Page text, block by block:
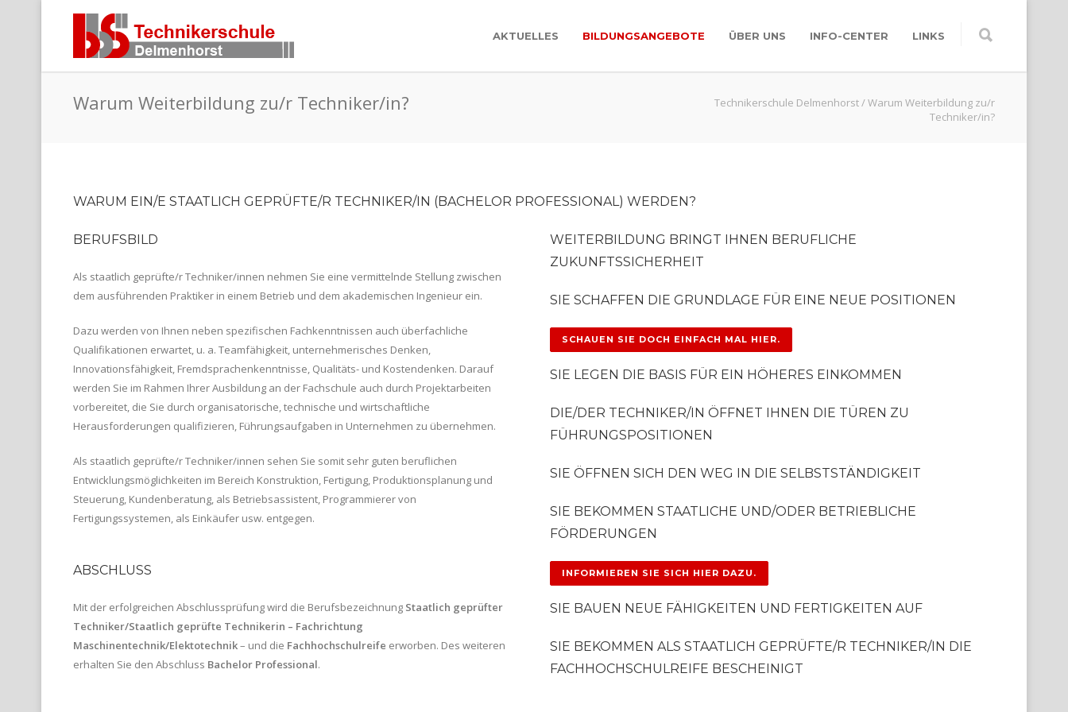
AKTUELLES BILDUNGSANGEBOTE ÜBER UNS INFO-CENTER LINKS
Warum Weiterbildung zu/r Techniker/in? Technikerschule Delmenhorst/Warum Weiterbildung zu/r
Techniker/in?
WARUM EIN/E STAATLICH GEPRÜFTE/R TECHNIKER/IN (BACHELOR PROFESSIONAL) WERDEN?
BERUFSBILD
Als staatlich geprüfte/r Techniker/innen nehmen Sie eine vermittelnde Stellung zwischen
dem ausführenden Praktiker in einem Betrieb und dem akademischen Ingenieur ein.
Dazu werden von Ihnen neben spezifischen Fachkenntnissen auch überfachliche
Qualifikationen erwartet, u. a. Teamfähigkeit, unternehmerisches Denken,
Innovationsfähigkeit, Fremdsprachenkenntnisse, Qualitäts- und Kostendenken. Darauf
werden Sie im Rahmen Ihrer Ausbildung an der Fachschule auch durch Projektarbeiten
vorbereitet, die Sie durch organisatorische, technische und wirtschaftliche
Herausforderungen qualifizieren, Führungsaufgaben in Unternehmen zu übernehmen.
Als staatlich geprüfte/r Techniker/innen sehen Sie somit sehr guten beruflichen
Entwicklungsmöglichkeiten im Bereich Konstruktion, Fertigung, Produktionsplanung und
Steuerung, Kundenberatung, als Betriebsassistent, Programmierer von
Fertigungssystemen, als Einkäufer usw. entgegen.
ABSCHLUSS
Mit der erfolgreichen Abschlussprüfung wird die Berufsbezeichnung Staatlich geprüfter
Techniker/Staatlich geprüfte Technikerin – Fachrichtung
Maschinentechnik/Elektotechnik– und die Fachhochschulreife erworben. Des weiteren
erhalten Sie den Abschluss Bachelor Professional.
WEITERBILDUNG BRINGT IHNEN BERUFLICHE
ZUKUNFTSSICHERHEIT
SIE SCHAFFEN DIE GRUNDLAGE FÜR EINE NEUE POSITIONEN
SCHAUEN SIE DOCH EINFACH MAL HIER.
SIE LEGEN DIE BASIS FÜR EIN HÖHERES EINKOMMEN
DIE/DER TECHNIKER/IN ÖFFNET IHNEN DIE TÜREN ZU
FÜHRUNGSPOSITIONEN
SIE ÖFFNEN SICH DEN WEG IN DIE SELBSTSTÄNDIGKEIT
SIE BEKOMMEN STAATLICHE UND/ODER BETRIEBLICHE
FÖRDERUNGEN
INFORMIEREN SIE SICH HIER DAZU.
SIE BAUEN NEUE FÄHIGKEITEN UND FERTIGKEITEN AUF
SIE BEKOMMEN ALS STAATLICH GEPRÜFTE/R TECHNIKER/IN DIE
FACHHOCHSCHULREIFE BESCHEINIGT